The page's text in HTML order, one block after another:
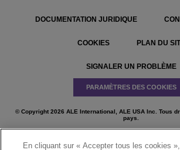
© Copyright 2026 ALE International, ALE USA Inc. Tous
pays.
DOCUMENTATION JURIDIQUE
COOKIES PLAN DU
SIGNALER UN PROBLÈME
PARAMÈTRES DES COOKIES
En cliquant sur « Accepter tous les cookies